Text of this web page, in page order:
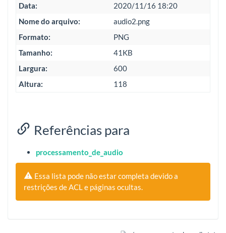
Data:
2020/11/16 18:20
Nome do arquivo:
audio2.png
Formato:
PNG
Tamanho:
41KB
Largura:
600
Altura:
118
Referências para
processamento_de_audio
Essa lista pode não estar completa devido a
restrições de ACL e páginas ocultas.